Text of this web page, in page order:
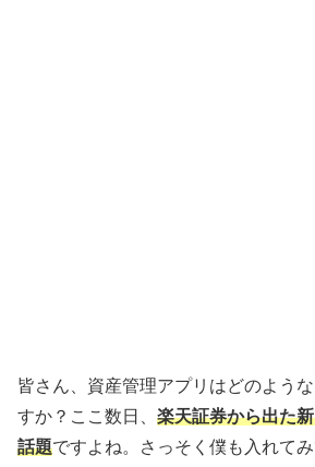
皆さん、資産管理アプリはどのよう
すか？ここ数日、 楽天証券から出た
話題ですよね。さっそく僕も入れてみ